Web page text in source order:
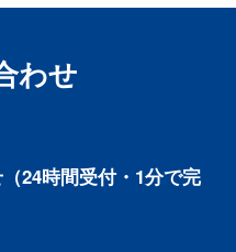
わせ
24時間受付・1分で完